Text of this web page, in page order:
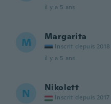
il y a 5 ans
M Margarita
Inscrit depuis 2018
il y a 5 ans
N Nikolett
Inscrit depuis 2017